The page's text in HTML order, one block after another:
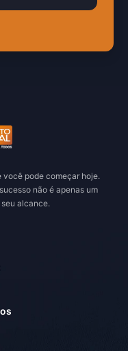
você pode começar hoje.
não é apenas um
alcance.